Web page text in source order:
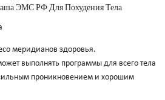
ЭМС РФ Для Похудения Тела
меридианов здоровья.
выполнять программы для всего тела
проникновением и хорошим